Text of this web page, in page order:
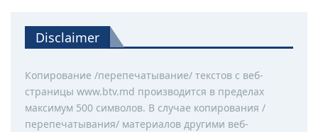
Disclaimer
Копирование /перепечатывание/ текстов с веб-
страницы www.btv.md производится в пределах
максимум 500 символов. В случае копирования /
перепечатывания/ материалов другими веб-